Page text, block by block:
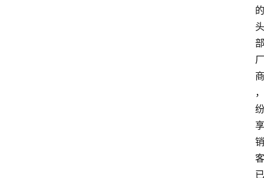
的
头
部
厂
商
，
纷
享
销
客
已